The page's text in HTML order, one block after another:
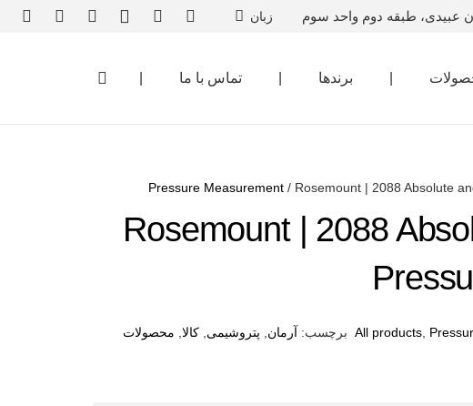
عبیدی، طبقه دوم واحد سوم زبان
برندها تماس با ما
Pressure Measurement / Rosemount | 2088 Absolute
Rosemount | 2088
All products برچسب: آرمان پتروشیمی ,کالا محصولات